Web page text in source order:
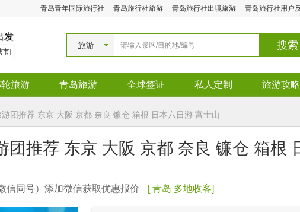
青岛青年国际旅行社 青岛旅行社旅游 青岛旅行社出境旅游 青岛旅行社用户
发
市]
旅游
旅游 青岛旅游 全球签证 私人定制 旅游攻略
团推荐 东京 大阪 京都 奈良 镰仓 箱根 日本六日游 富士山
团推荐 东京 大阪 京都 奈良 镰仓 箱
信同号）添加微信获取优惠报价 [ 青岛 多地收客]